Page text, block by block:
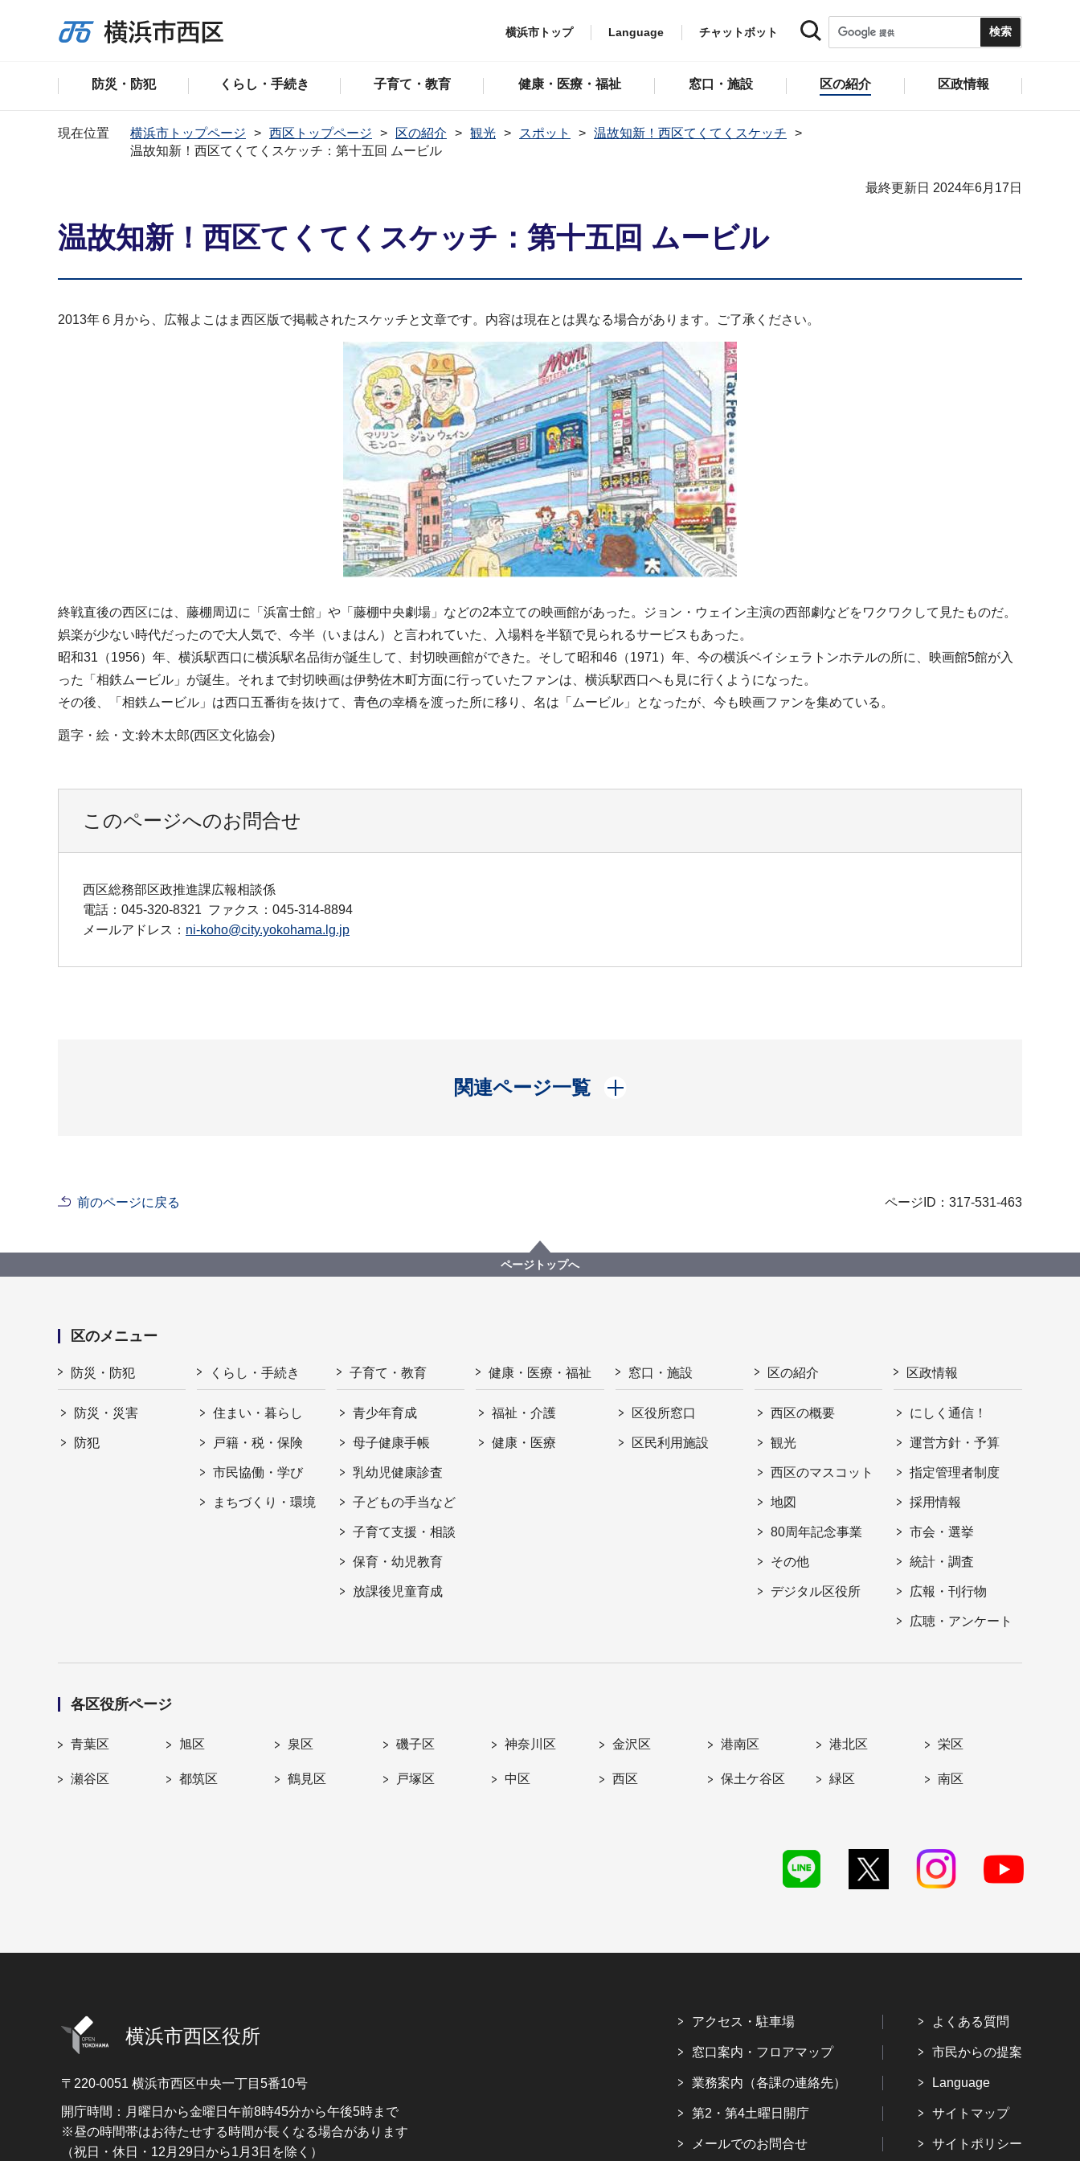
横浜市トップ Language チャットボット
防災・防犯 くらし・手続き 子育て・教育 健康・医療・福祉 窓口・施設 区の紹介 区政情報
現在位置 横浜市トップページ 西区トップページ 区の紹介 観光 スポット
温故知新！西区てくてくスケッチ
温故知新！西区てくてくスケッチ：第十五回 ムービル
最終更新日 2024年6月17日
温故知新！西区てくてくスケッチ：第十五回 ムービル
2013年６月から、広報よこはま西区版で掲載されたスケッチと文章です。内容は現在とは異なる場合があります。ご了承ください。
終戦直後の西区には、藤棚周辺に「浜富士館」や「藤棚中央劇場」などの2本立ての映画館があった。ジョン・ウェイン主演の西部劇などをワクワクして見たものだ。
娯楽が少ない時代だったので大人気で、今半（いまはん）と言われていた、入場料を半額で見られるサービスもあった。
昭和31（1956）年、横浜駅西口に横浜駅名品街が誕生して、封切映画館ができた。そして昭和46（1971）年、今の横浜ベイシェラトンホテルの所に、映画館5館が入
った「相鉄ムービル」が誕生。それまで封切映画は伊勢佐木町方面に行っていたファンは、横浜駅西口へも見に行くようになった。
その後、「相鉄ムービル」は西口五番街を抜けて、青色の幸橋を渡った所に移り、名は「ムービル」となったが、今も映画ファンを集めている。
題字・絵・文:鈴木太郎(西区文化協会)
このページへのお問合せ
西区総務部区政推進課広報相談係
電話：045-320-8321 ファクス：045-314-8894
メールアドレス： ni-koho@city.yokohama.lg.jp
関連ページ一覧
開く
前のページに戻る ページID：317-531-463
ページトップへ
区のメニュー
防災・防犯
防災・災害
防犯
くらし・手続き
住まい・暮らし
戸籍・税・保険
市民協働・学び
まちづくり・環境
子育て・教育
青少年育成
母子健康手帳
乳幼児健康診査
子どもの手当など
子育て支援・相談
保育・幼児教育
放課後児童育成
健康・医療・福祉
福祉・介護
健康・医療
窓口・施設
区役所窓口
区民利用施設
区の紹介
西区の概要
観光
西区のマスコット
地図
80周年記念事業
その他
デジタル区役所
区政情報
にしく通信！
運営方針・予算
指定管理者制度
採用情報
市会・選挙
統計・調査
広報・刊行物
広聴・アンケート
各区役所ページ
青葉区 旭区 泉区 磯子区 神奈川区 金沢区 港南区 港北区 栄区
瀬谷区 都筑区 鶴見区 戸塚区 中区 西区 保土ケ谷区 緑区 南区
横浜市西区役所
〒220-0051 横浜市西区中央一丁目5番10号
開庁時間：月曜日から金曜日午前8時45分から午後5時まで
※昼の時間帯はお待たせする時間が長くなる場合があります
（祝日・休日・12月29日から1月3日を除く）
アクセス・駐車場
窓口案内・フロアマップ
業務案内（各課の連絡先）
第2・第4土曜日開庁
メールでのお問合せ
よくある質問
市民からの提案
Language
サイトマップ
サイトポリシー